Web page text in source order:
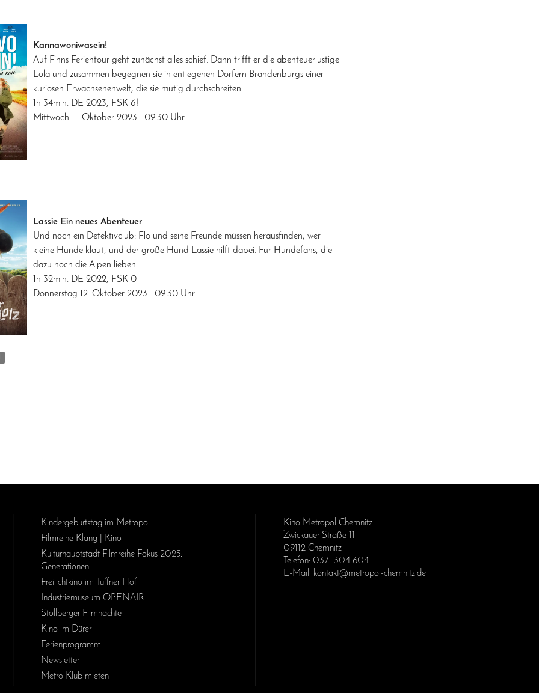
Kannawoniwasein!
Auf Finns Ferientour geht zunächst alles schief. Dann trifft er die abenteuerlustige
Lola und zusammen begegnen sie in entlegenen Dörfern Brandenburgs einer
kuriosen Erwachsenenwelt, die sie mutig durchschreiten.
1h 34min. DE 2023, FSK 6!
Mittwoch 11. Oktober 2023 09.30 Uhr
Lassie Ein neues Abenteuer
Und noch ein Detektivclub: Flo und seine Freunde müssen herausfinden, wer
kleine Hunde klaut, und der große Hund Lassie hilft dabei. Für Hundefans, die
dazu noch die Alpen lieben.
1h 32min. DE 2022, FSK 0
Donnerstag 12. Oktober 2023 09.30 Uhr
Kinder­geburts­tag im Metropol
Filmreihe Klang | Kino
Kulturhauptstadt Filmreihe Fokus 2025:
Generationen
Freilichtkino im Tuffner Hof
Industriemuseum OPENAIR
Stollberger Filmnächte
Kino im Dürer
Ferienprogramm
Newsletter
Metro Klub mieten
Kino Metropol Chemnitz
Zwickauer Straße 11
09112 Chemnitz
Telefon: 0371 304 604
E-Mail: kontakt@metropol-chemnitz.de